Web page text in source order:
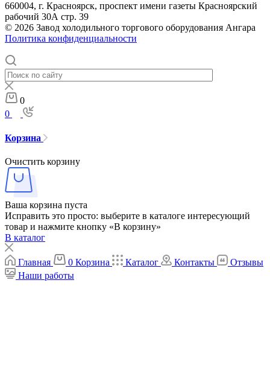
660004, г. Красноярск, проспект имени газеты Красноярский
рабочий 30А стр. 39
© 2026 Завод холодильного торгового оборудования Ангара
Политика конфиденциальности
0
0
Корзина
Очистить корзину
Ваша корзина пуста
Исправить это просто: выберите в каталоге интересующий
товар и нажмите кнопку «В корзину»
В каталог
Главная 0 Корзина Каталог Контакты
Отзывы
Наши работы